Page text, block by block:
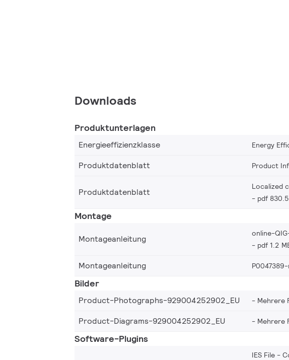
Downloads
Produktunterlagen
Energieeffizienzklasse Energy
Produktdatenblatt
Product
Produktdatenblatt
Localized
pdf
Montage
Montageanleitung
online-
pdf 1.2
Montageanleitung
Bilder
Product-Photographs-929004252902_EU Mehrere
Product-Diagrams-929004252902_EU
Mehrere
Software-Plugins
IES File -